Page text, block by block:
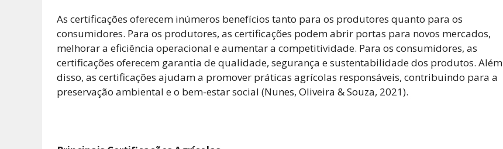
As certificações oferecem inúmeros benefícios tanto para os produtores quanto para os
consumidores. Para os produtores, as certificações podem abrir portas para novos mercados,
melhorar a eficiência operacional e aumentar a competitividade. Para os consumidores, as
certificações oferecem garantia de qualidade, segurança e sustentabilidade dos produtos. Além
disso, as certificações ajudam a promover práticas agrícolas responsáveis, contribuindo para a
preservação ambiental e o bem-estar social (Nunes, Oliveira & Souza, 2021).